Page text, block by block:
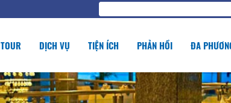
TOUR DỊCH VỤ TIỆN ÍCH PHẢN HỒI ĐA